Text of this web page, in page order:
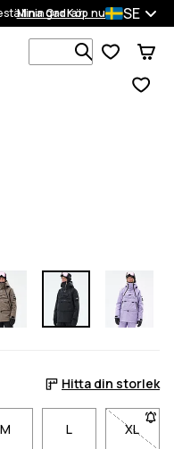
Köp nu
Mina Ordrar SE
Sök bland
Hitta din storlek
M L XL
-